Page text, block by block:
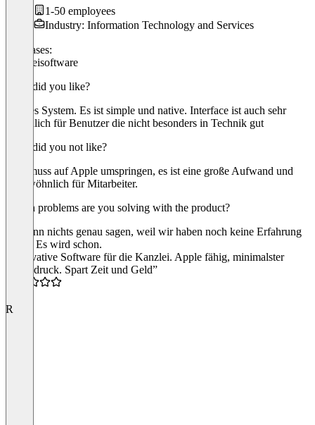
1-50 employees
Industry: Information Technology and Services
Use cases:
Kanzleisoftware
What did you like?
Ganzes System. Es ist simple und native. Interface ist auch sehr
freundlich für Benutzer die nicht besonders in Technik gut
What did you not like?
Man muss auf Apple umspringen, es ist eine große Aufwand und
ungewöhnlich für Mitarbeiter.
Which problems are you solving with the product?
Ich kann nichts genau sagen, weil wir haben noch keine Erfahrung
damit. Es wird schon.
“Innovative Software für die Kanzlei. Apple fähig, minimalster
Fußabdruck. Spart Zeit und Geld”
R